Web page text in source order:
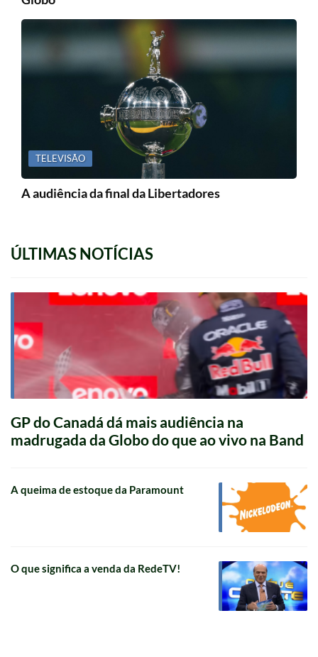
TELEVISÃO
A audiência da final da Libertadores
ÚLTIMAS NOTÍCIAS
GP do Canadá dá mais audiência na
madrugada da Globo do que ao vivo na Band
A queima de estoque da Paramount
O que significa a venda da RedeTV!